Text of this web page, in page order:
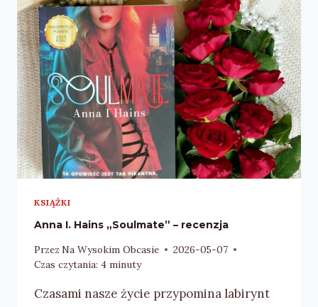
–
RECENZJA
KSIĄŻKI
Anna I. Hains „Soulmate” – recenzja
Przez Na Wysokim Obcasie
2026-05-07
Czas czytania: 4 minuty
Czasami nasze życie przypomina labirynt